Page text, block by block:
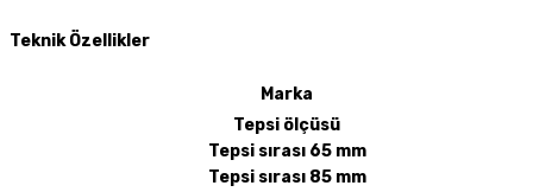
Teknik Özellikler
Marka
Tepsi ölçüsü
Tepsi sırası 65 mm
Tepsi sırası 85 mm